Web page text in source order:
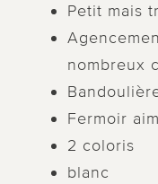
Petit mais
nombreux
Fermoir
2 coloris
blanc